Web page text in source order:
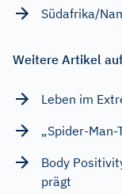
Südafrika/
Weitere Artikel
Leben im
„Spider-
Body
prägt